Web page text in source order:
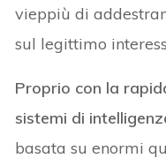
vieppiù di
sul legittimo
Proprio con la
sistemi di
basata su enormi